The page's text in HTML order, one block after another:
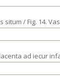
situm / Fig. 14.
ad iecur